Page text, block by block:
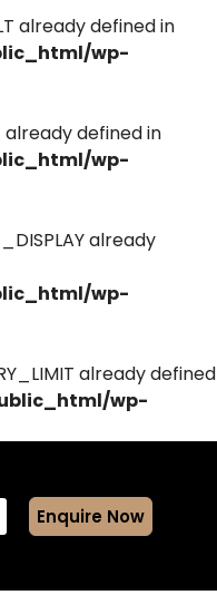
already defined in
wp-
already defined in
wp-
already
wp-
already defined
wp-
Enquire Now